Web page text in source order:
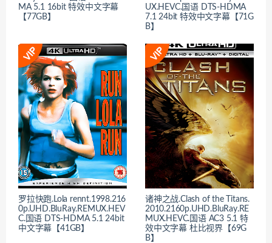
MA 5.1 16bit 特效中文字幕
【77GB】
UX.HEVC.国语 DTS-HDMA
7.1 24bit 特效中文字幕【71G
B】
罗拉快跑.Lola rennt.1998.216
0p.UHD.BluRay.REMUX.HEV
C.国语 DTS-HDMA 5.1 24bit
中文字幕【41GB】
诸神之战.Clash of the Titans.
2010.2160p.UHD.BluRay.RE
MUX.HEVC.国语 AC3 5.1 特
效中文字幕 杜比视界【69G
B】